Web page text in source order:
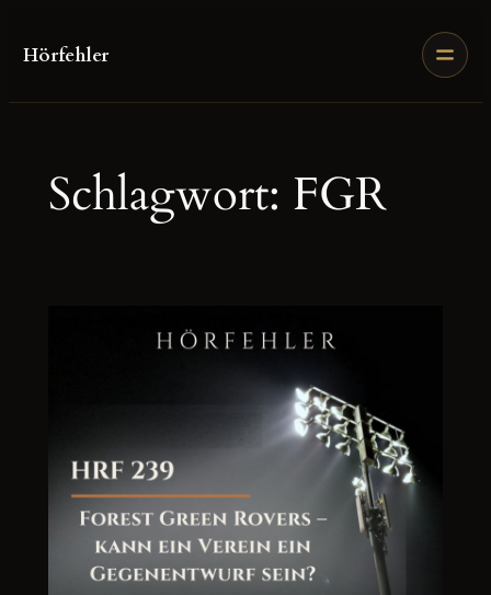
Inhalt
Hörfehler
Schlagwort: FGR